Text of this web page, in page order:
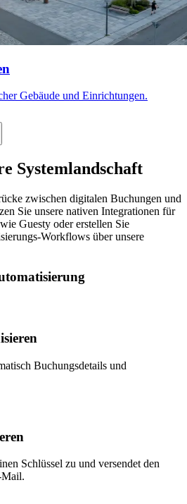
Gebäude und Einrichtungen.
Systemlandschaft
zwischen digitalen Buchungen und
Sie unsere nativen Integrationen für
Guesty oder erstellen Sie
Workflows über unsere
Buchungsdetails und
Schlüssel zu und versendet den